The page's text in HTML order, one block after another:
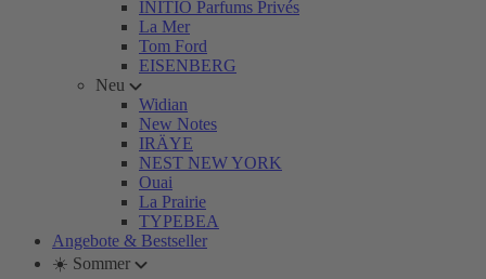
INITIO Parfums Privés
La Mer
Tom Ford
EISENBERG
Neu
Widian
New Notes
IRÄYE
NEST NEW YORK
Ouai
La Prairie
TYPEBEA
Angebote & Bestseller
☀️ Sommer